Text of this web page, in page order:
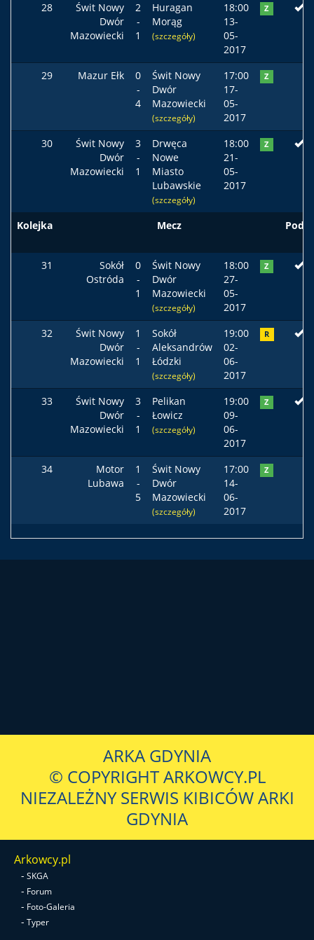
28
Świt Nowy
Dwór
Mazowiecki
2
-
1
Huragan
Morąg
(szczegóły)
18:00
13-
05-
2017
Z
29 Mazur Ełk
0
-
4
Świt Nowy
Dwór
Mazowiecki
(szczegóły)
17:00
17-
05-
2017
Z
30
Świt Nowy
Dwór
Mazowiecki
3
-
1
Drwęca
Nowe
Miasto
Lubawskie
(szczegóły)
18:00
21-
05-
2017
Z
Kolejka Mecz Podst
31
Sokół
Ostróda
0
-
1
Świt Nowy
Dwór
Mazowiecki
(szczegóły)
18:00
27-
05-
2017
Z
32
Świt Nowy
Dwór
Mazowiecki
1
-
1
Sokół
Aleksandrów
Łódzki
(szczegóły)
19:00
02-
06-
2017
R
33
Świt Nowy
Dwór
Mazowiecki
3
-
1
Pelikan
Łowicz
(szczegóły)
19:00
09-
06-
2017
Z
34
Motor
Lubawa
1
-
5
Świt Nowy
Dwór
Mazowiecki
(szczegóły)
17:00
14-
06-
2017
Z
ARKA GDYNIA
© COPYRIGHT ARKOWCY.PL
NIEZALEŻNY SERWIS KIBICÓW ARKI
GDYNIA
Arkowcy.pl
- SKGA
- Forum
- Foto-Galeria
- Typer